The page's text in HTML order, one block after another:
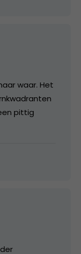
waar. Het
pittig